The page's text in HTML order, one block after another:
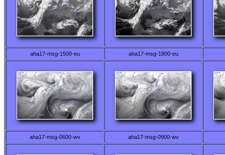
aha17-msg-1500-eu aha17-msg-1800-eu
aha17-msg-0600-wv aha17-msg-0900-wv